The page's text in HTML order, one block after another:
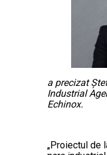
a precizat
Industrial
Echinox.
„Proiectul de